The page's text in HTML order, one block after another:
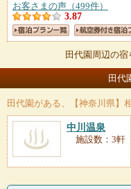
お客さまの声（499件）
3.87
田代園周辺の宿
田代
田代園 がある、【神奈川県】
中川温泉
施設数：3軒